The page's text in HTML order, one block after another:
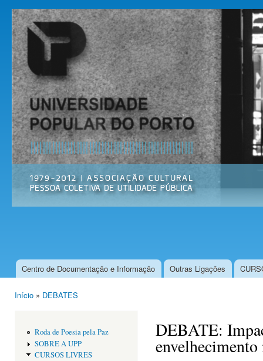
Universidade
Popular do
Porto
Associação
Cultural
Menu principal
Centro de Documentação e Informação Outras Ligações
Início » DEBATES
Roda de Poesia pela Paz
SOBRE A UPP
CURSOS LIVRES
DEBATE: